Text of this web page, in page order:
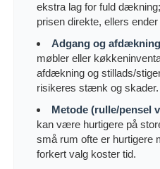
ekstra lag for fuld
prisen direkte, ellers
Adgang og afdækning
møbler eller
afdækning og stillads/
risikeres stænk og skader.
Metode (rulle/pensel
kan være hurtigere på
små rum ofte er hurtigere
forkert valg koster tid.